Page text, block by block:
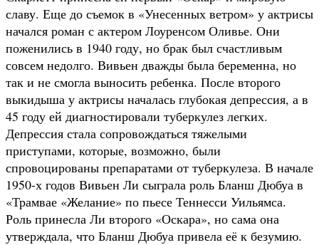
славу. Еще до съемок в «Унесенных ветром» у актрисы
начался роман с актером Лоуренсом Оливье. Они
поженились в 1940 году, но брак был счастливым
совсем недолго. Вивьен дважды была беременна, но
так и не смогла выносить ребенка. После второго
выкидыша у актрисы началась глубокая депрессия, а в
45 году ей диагностировали туберкулез легких.
Депрессия стала сопровождаться тяжелыми
приступами, которые, возможно, были
спровоцированы препаратами от туберкулеза. В начале
1950-х годов Вивьен Ли сыграла роль Бланш Дюбуа в
«Трамвае «Желание» по пьесе Теннесси Уильямса.
Роль принесла Ли второго «Оскара», но сама она
утверждала, что Бланш Дюбуа привела её к безумию.